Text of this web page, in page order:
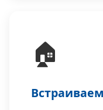
🏠